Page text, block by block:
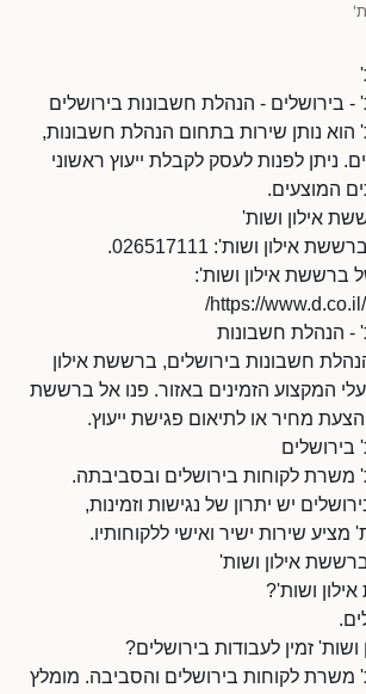
- בירושלים - הנהלת חשבונות בירושלים
הוא נותן שירות בתחום הנהלת חשבונות,
ניתן לפנות לעסק לקבלת ייעוץ ראשוני
המוצעים.
אילון ושות'
ושות': 026517111.
ברששת אילון ושות':
https://
- הנהלת חשבונות
חשבונות בירושלים, ברששת אילון
המקצוע הזמינים באזור. פנו אל ברששת
מחיר או לתיאום פגישת ייעוץ.
בירושלים
משרת לקוחות בירושלים ובסביבתה.
יש יתרון של נגישות וזמינות,
מציע שירות ישיר ואישי ללקוחותיו.
אילון ושות'
ושות'?
זמין לעבודות בירושלים?
משרת לקוחות בירושלים והסביבה. מומלץ